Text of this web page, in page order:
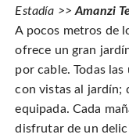
Estadía >>Amanzi
A pocos metros de
ofrece un gran
por cable. Todas
con vistas al jardín;
equipada. Cada
disfrutar de un